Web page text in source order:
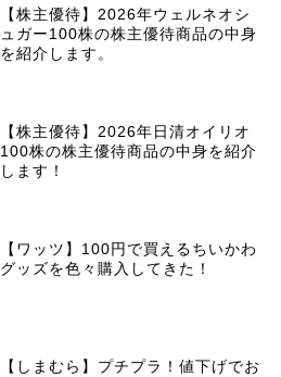
【株主優待】2026年ウェルネオシ
ュガー100株の株主優待商品の中身
を紹介します。
【株主優待】2026年日清オイリオ
100株の株主優待商品の中身を紹介
します！
【ワッツ】100円で買えるちいかわ
グッズを色々購入してきた！
【しまむら】プチプラ！値下げでお